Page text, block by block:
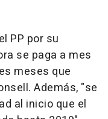
PP por su
se paga a mes
meses que
Además, "se
al inicio que el